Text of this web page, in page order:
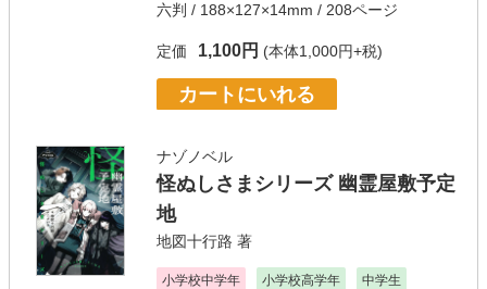
六判 / 188×127×14mm / 208ページ
定価 1,100円 (本体1,000円+税)
カートにいれる
ナゾノベル
怪ぬしさまシリーズ 幽霊屋敷予定
地
地図十行路 著
小学校中学年 小学校高学年 中学生